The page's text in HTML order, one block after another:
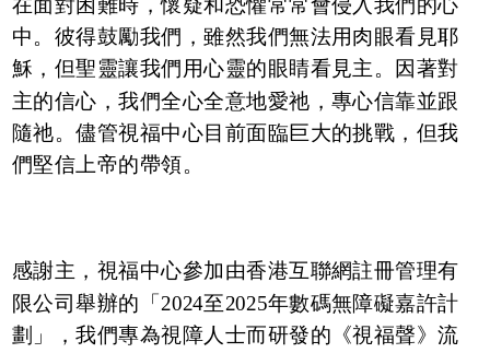
在面對困難時，懷疑和恐懼常常會侵入我們的心
中。彼得鼓勵我們，雖然我們無法用肉眼看見耶
穌，但聖靈讓我們用心靈的眼睛看見主。因著對
主的信心，我們全心全意地愛祂，專心信靠並跟
隨祂。儘管視福中心目前面臨巨大的挑戰，但我
們堅信上帝的帶領。
感謝主，視福中心參加由香港互聯網註冊管理有
限公司舉辦的「2024至2025年數碼無障礙嘉許計
劃」，我們專為視障人士而研發的《視福聲》流